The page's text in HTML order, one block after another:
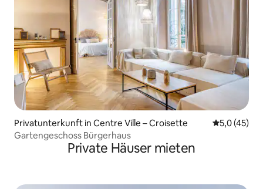
Privatunterkunft in Centre Ville – Croisette
5,0 (45)
Gartengeschoss Bürgerhaus
Private Häuser mieten